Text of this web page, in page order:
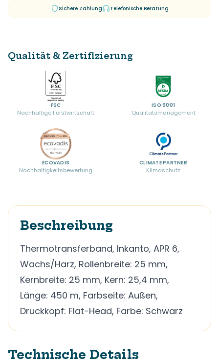
Sichere Zahlung Telefonische Beratung
Qualität & Zertifizierung
FSC
Nachhaltige Forstwirtschaft
ISO 9001
Qualitätsmanagement
ECOVADIS
Nachhaltigkeitsbewertung
CLIMATE PARTNER
Klimaschutz
Beschreibung
Thermotransferband, Inkanto, APR 6,
Wachs/Harz, Rollenbreite: 25 mm,
Kernbreite: 25 mm, Kern: 25,4 mm,
Länge: 450 m, Farbseite: Außen,
Druckkopf: Flat-Head, Farbe: Schwarz
Technische Details